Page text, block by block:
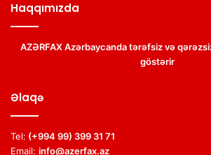
Haqqımızda
AZƏRFAX Azərbaycanda tərəfsiz və
göstərir
Əlaqə
Tel: (+994 99) 399 31 71
Email: info@azerfax.az